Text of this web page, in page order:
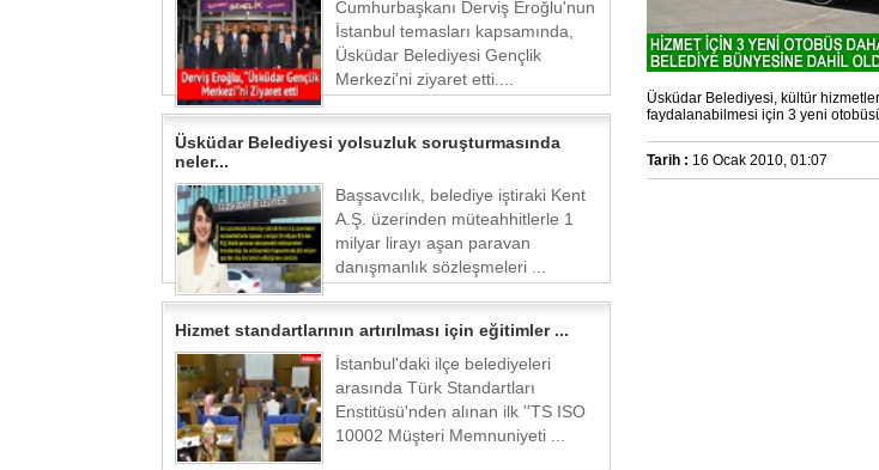
Cumhurbaşkanı Derviş Eroğlu'nun
İstanbul temasları kapsamında,
Üsküdar Belediyesi Gençlik
Merkezi'ni ziyaret etti....
Üsküdar Belediyesi yolsuzluk soruşturmasında
neler...
Başsavcılık, belediye iştiraki Kent
A.Ş. üzerinden müteahhitlerle 1
milyar lirayı aşan paravan
danışmanlık sözleşmeleri ...
Hizmet standartlarının artırılması için eğitimler ...
İstanbul'daki ilçe belediyeleri
arasında Türk Standartları
Enstitüsü'nden alınan ilk ''TS ISO
10002 Müşteri Memnuniyeti ...
Üsküdar Belediyesi, kültür
faydalanabilmesi için 3 yeni
Tarih : 16 Ocak 2010, 01:07